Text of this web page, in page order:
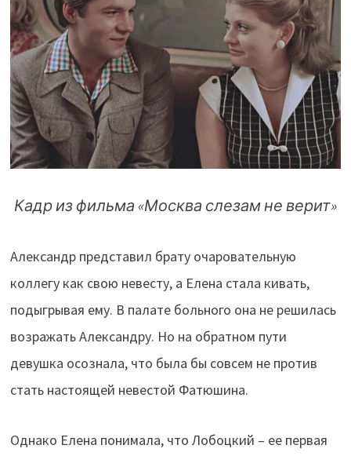
Кадр из фильма «Москва слезам не верит»
Александр представил брату очаровательную
коллегу как свою невесту, а Елена стала кивать,
подыгрывая ему. В палате больного она не решилась
возражать Александру. Но на обратном пути
девушка осознала, что была бы совсем не против
стать настоящей невестой Фатюшина.
Однако Елена понимала, что Лобоцкий – ее первая